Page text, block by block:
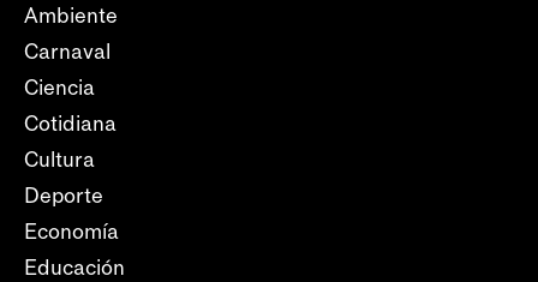
Ambiente
Carnaval
Ciencia
Cotidiana
Cultura
Deporte
Economía
Educación